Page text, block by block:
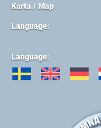
Karta / Map
Language:
Language: